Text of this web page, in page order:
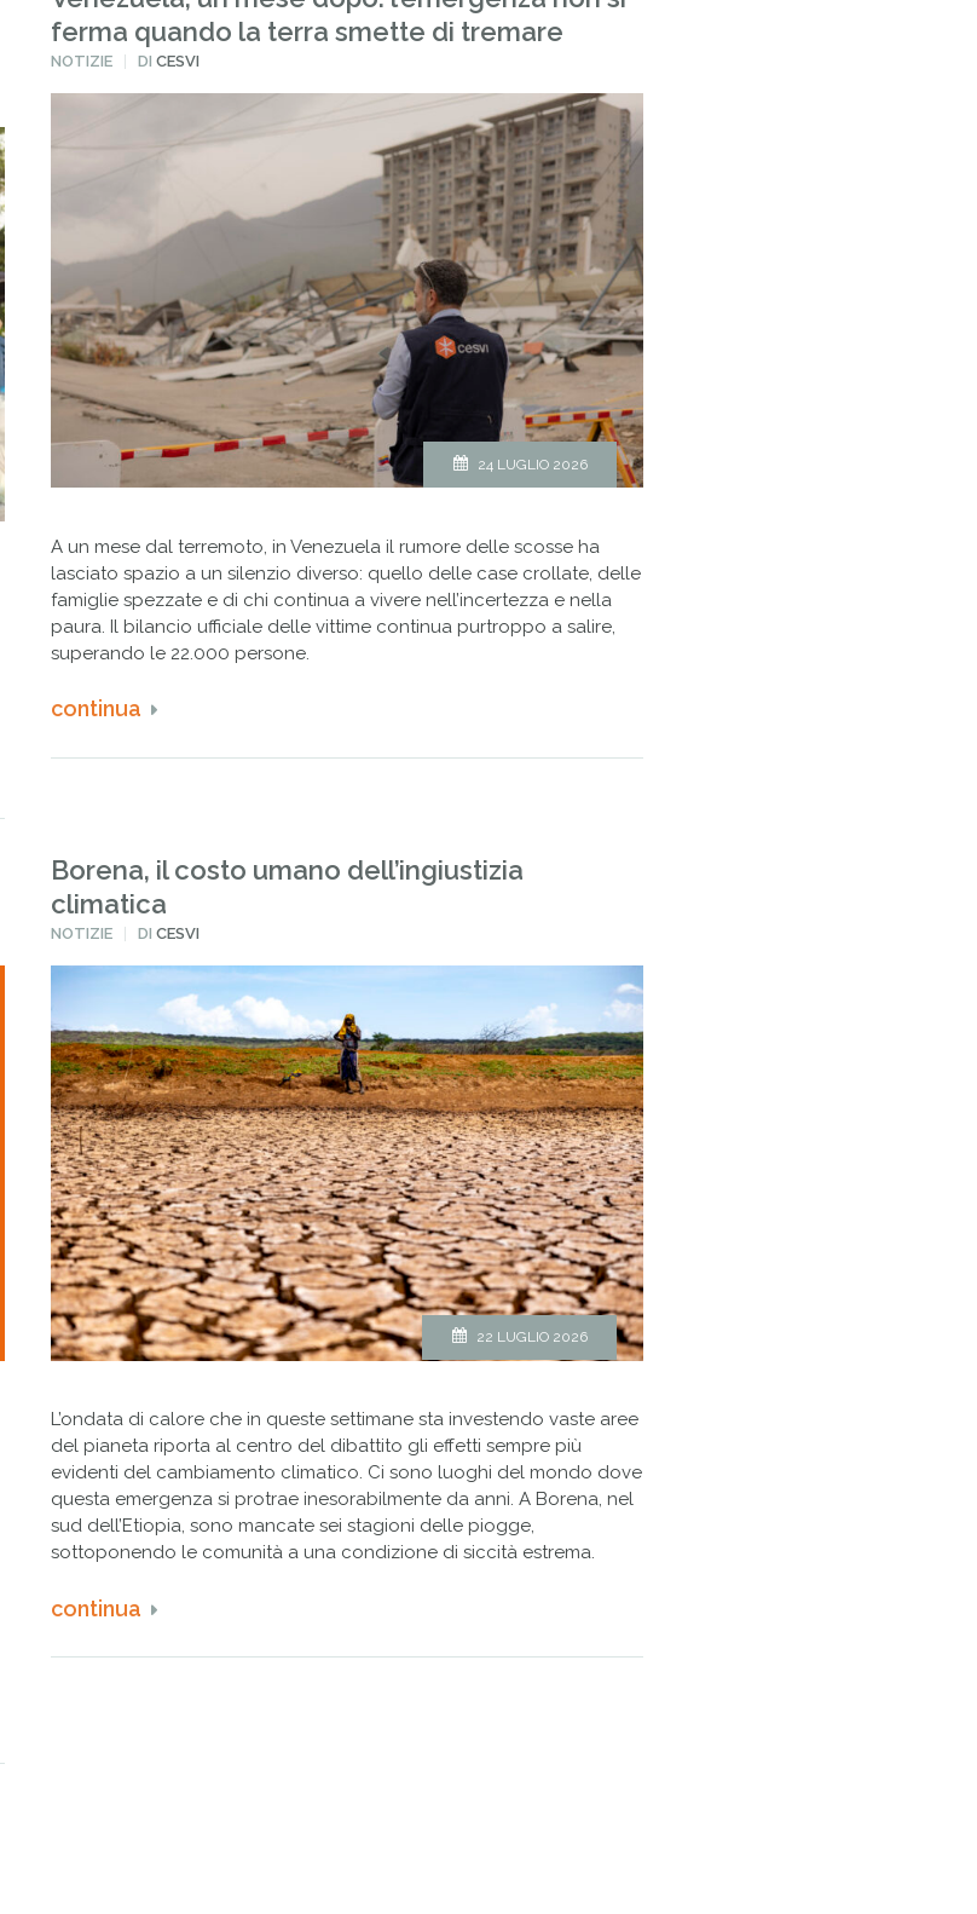
ferma quando la terra smette di tremare
PUBBLICATO
NOTIZIE DICESVI
24 LUGLIO 2026
A un mese dal terremoto, in Venezuela il rumore delle scosse ha
lasciato spazio a un silenzio diverso: quello delle case crollate, delle
famiglie spezzate e di chi continua a vivere nell’incertezza e nella
paura. Il bilancio ufficiale delle vittime continua purtroppo a salire,
superando le 22.000 persone.
continua
Borena, il costo umano dell’ingiustizia
climatica
PUBBLICATO
NOTIZIE DICESVI
22 LUGLIO 2026
L’ondata di calore che in queste settimane sta investendo vaste aree
del pianeta riporta al centro del dibattito gli effetti sempre più
evidenti del cambiamento climatico. Ci sono luoghi del mondo dove
questa emergenza si protrae inesorabilmente da anni. A Borena, nel
sud dell’Etiopia, sono mancate sei stagioni delle piogge,
sottoponendo le comunità a una condizione di siccità estrema.
continua